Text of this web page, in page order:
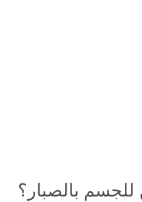
للجسم بالصبار؟